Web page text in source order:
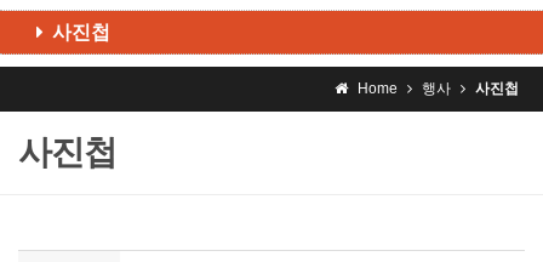
사진첩
Home 행사 사진첩
사진첩